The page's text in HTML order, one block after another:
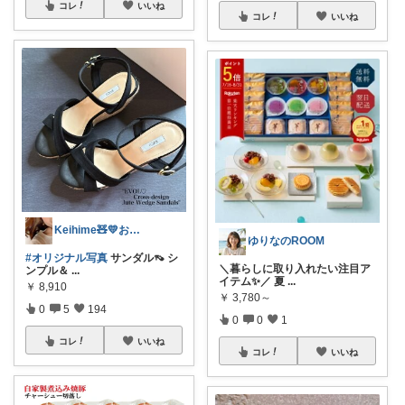
コレ いいね
Keihime🧸💛お礼プロフにて💐
#オリジナル写真 サンダル👡 シ
ンプル＆ ...
￥ 8,910
0 5 194
コレ いいね
コレ いいね
ゆりなのROOM
＼暮らしに取り入れたい注目ア
イテム✨／ 夏 ...
￥ 3,780～
0 0 1
コレ いいね